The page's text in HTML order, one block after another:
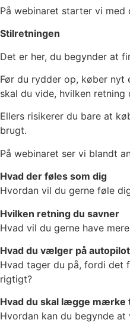
På webinaret starter vi med
Stilretningen
Det er her, du begynder at
Før du rydder op, køber nyt
skal du vide, hvilken
Ellers risikerer du bare at
brugt.
På webinaret ser vi blandt
Hvad der føles som dig
Hvordan vil du gerne føle
Hvilken retning du savner
Hvad vil du gerne have
Hvad du vælger på autopilot
Hvad tager du på, fordi
rigtigt?
Hvad du skal lægge mærke
Hvordan kan du begynde